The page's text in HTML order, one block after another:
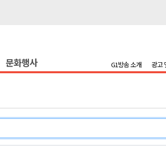
문화행사 G1방송 소개 광고